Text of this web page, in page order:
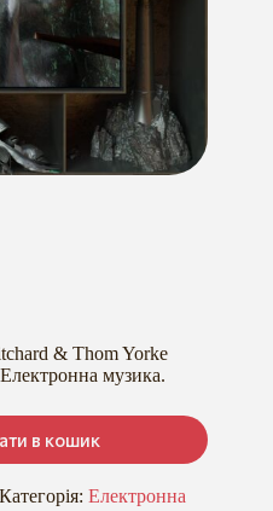
& Thom Yorke
музика.
в кошик
Категорія: Електронна